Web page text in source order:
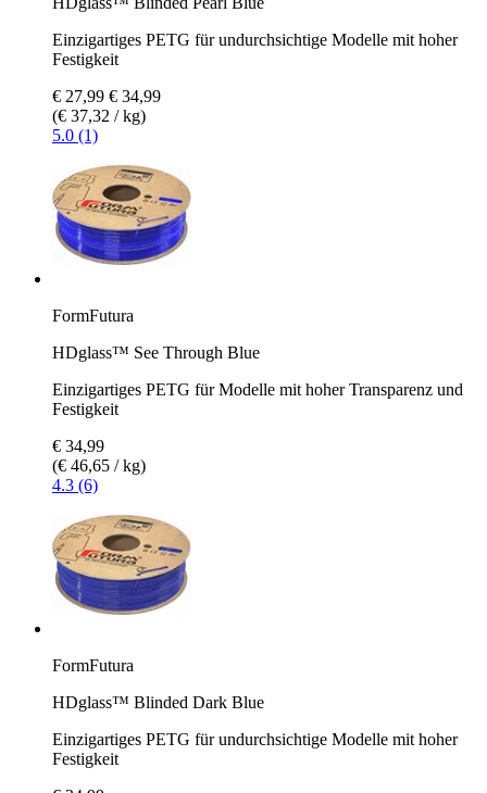
Einzigartiges PETG für undurchsichtige Modelle mit hoher
Festigkeit
€ 27,99 € 34,99
(€ 37,32 / kg)
5.0 (1)
FormFutura
HDglass™ See Through Blue
Einzigartiges PETG für Modelle mit hoher Transparenz und
Festigkeit
€ 34,99
(€ 46,65 / kg)
4.3 (6)
FormFutura
HDglass™ Blinded Dark Blue
Einzigartiges PETG für undurchsichtige Modelle mit hoher
Festigkeit